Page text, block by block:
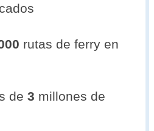
rutas de ferry en
de 3 millones de